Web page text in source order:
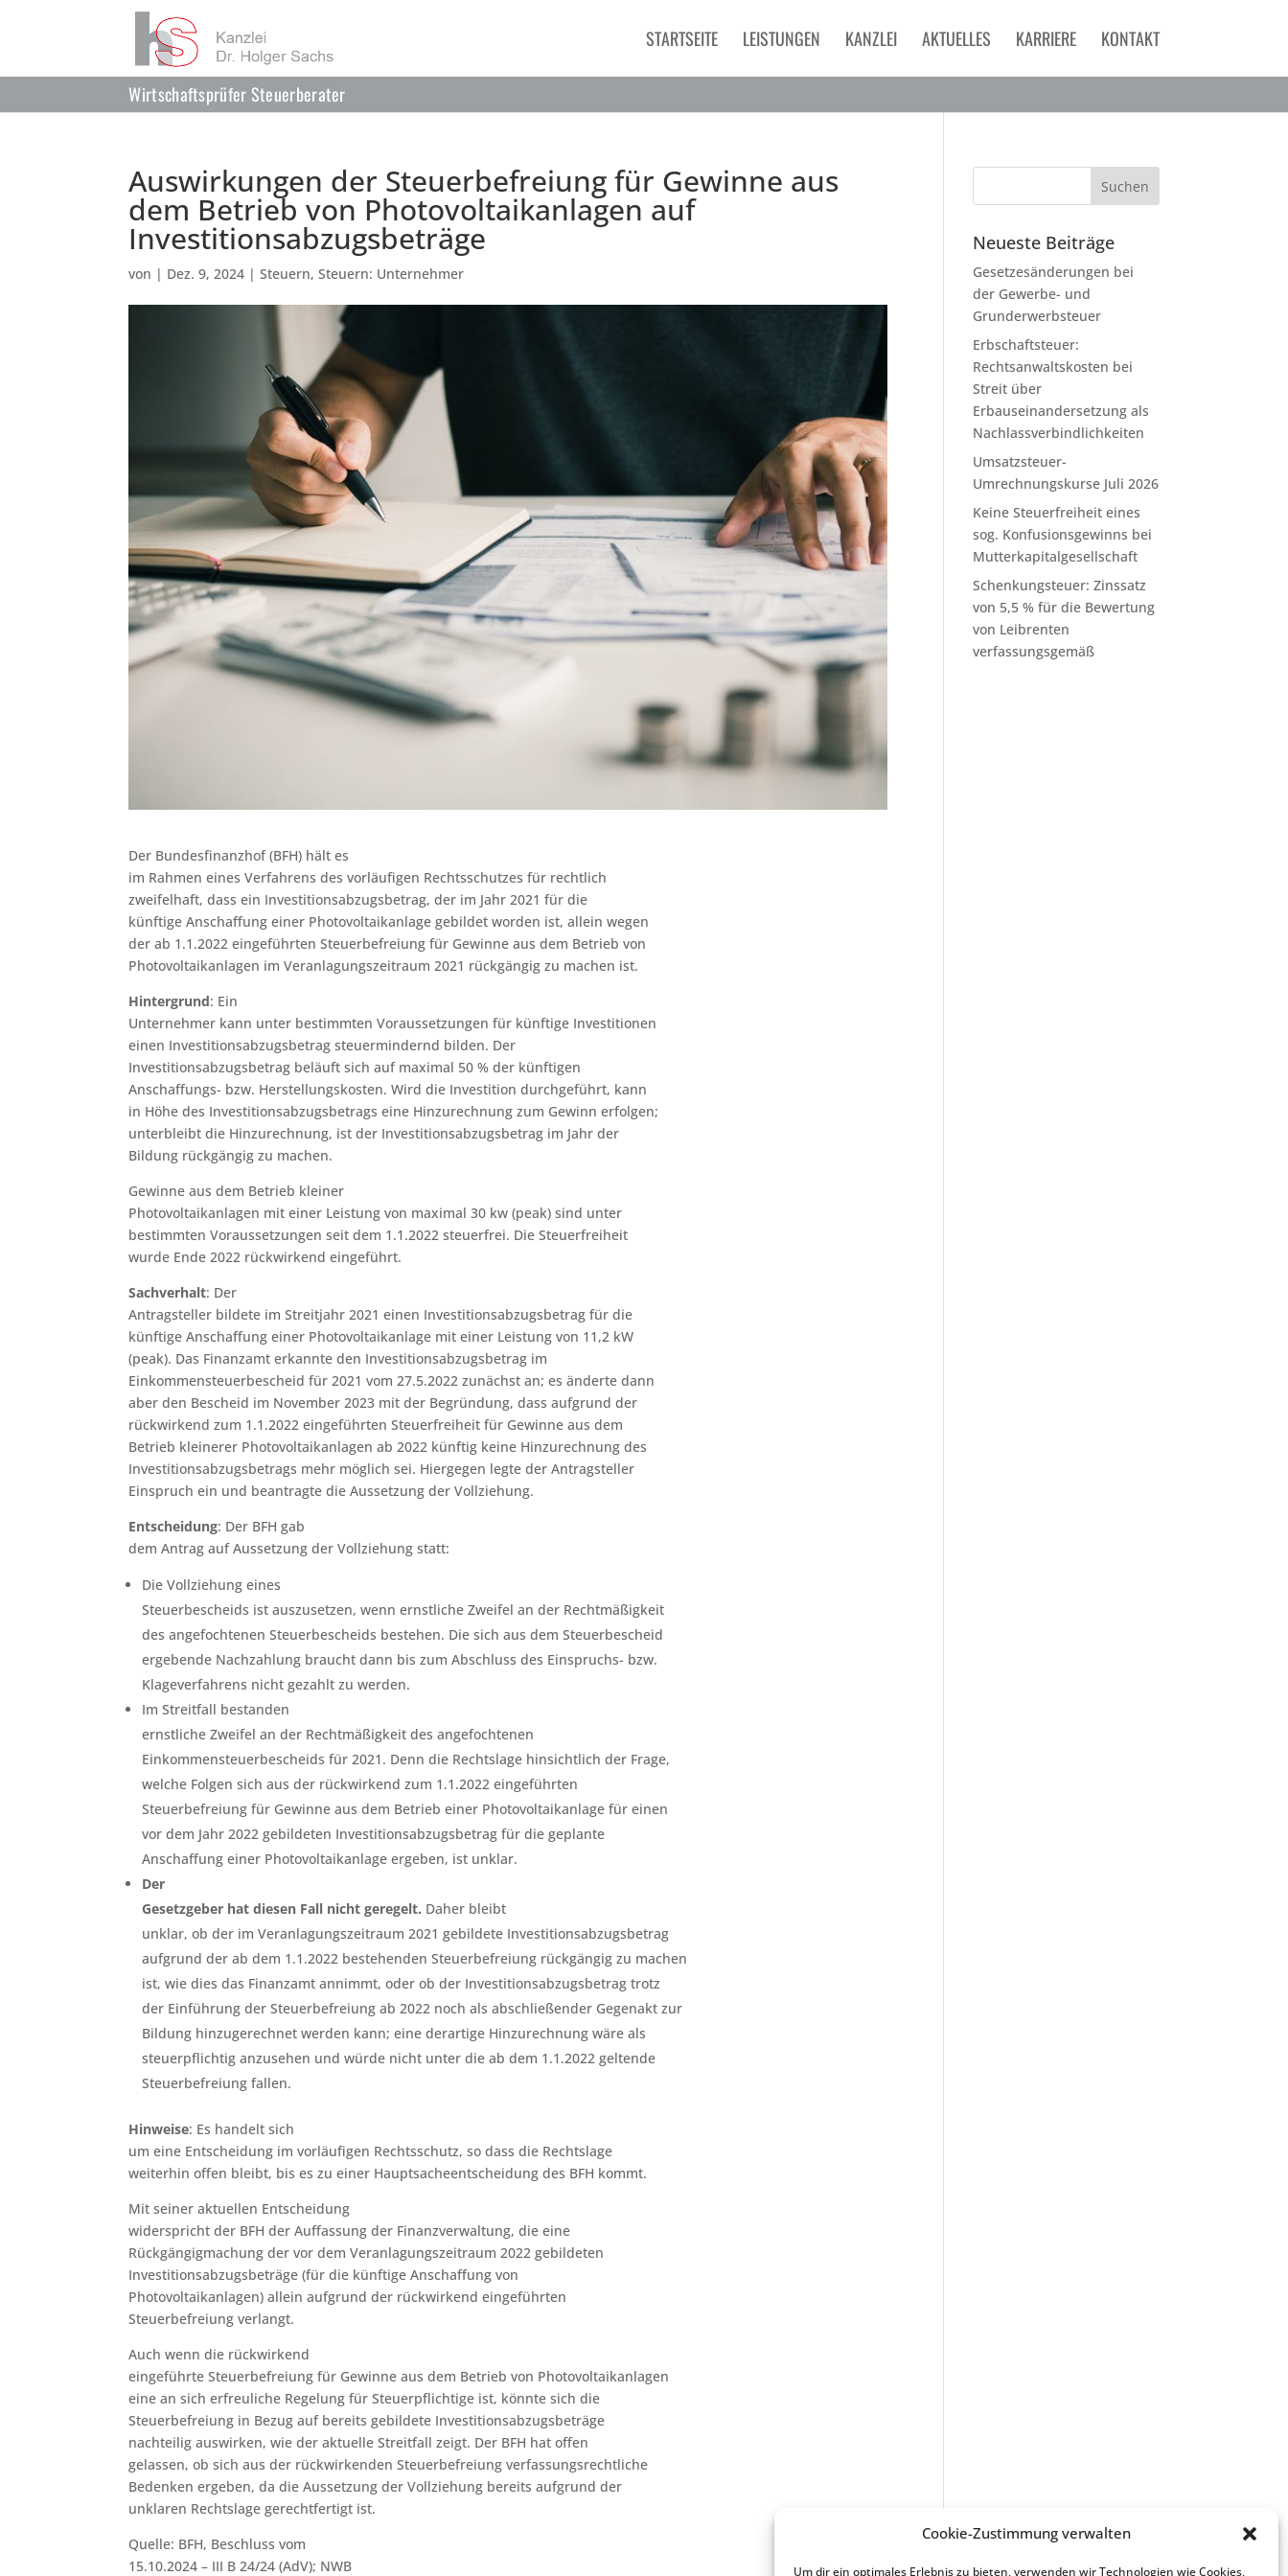
Cookie-Zustimmung verwalten
Um dir ein optimales Erlebnis zu bieten, verwenden wir Technologien wie Cookies,
STARTSEITE LEISTUNGEN KANZLEI AKTUELLES KARRIERE KONTAKT
Wirtschaftsprüfer Steuerberater
Auswirkungen der Steuerbefreiung für Gewinne aus
dem Betrieb von Photovoltaikanlagen auf
Investitionsabzugsbeträge
von | Dez. 9, 2024 |Steuern,Steuern: Unternehmer
Der Bundesfinanzhof (BFH) hält es
im Rahmen eines Verfahrens des vorläufigen Rechtsschutzes für rechtlich
zweifelhaft, dass ein Investitionsabzugsbetrag, der im Jahr 2021 für die
künftige Anschaffung einer Photovoltaikanlage gebildet worden ist, allein wegen
der ab 1.1.2022 eingeführten Steuerbefreiung für Gewinne aus dem Betrieb von
Photovoltaikanlagen im Veranlagungszeitraum 2021 rückgängig zu machen ist.
Hintergrund: Ein
Unternehmer kann unter bestimmten Voraussetzungen für künftige Investitionen
einen Investitionsabzugsbetrag steuermindernd bilden. Der
Investitionsabzugsbetrag beläuft sich auf maximal 50 % der künftigen
Anschaffungs- bzw. Herstellungskosten. Wird die Investition durchgeführt, kann
in Höhe des Investitionsabzugsbetrags eine Hinzurechnung zum Gewinn erfolgen;
unterbleibt die Hinzurechnung, ist der Investitionsabzugsbetrag im Jahr der
Bildung rückgängig zu machen.
Gewinne aus dem Betrieb kleiner
Photovoltaikanlagen mit einer Leistung von maximal 30 kw (peak) sind unter
bestimmten Voraussetzungen seit dem 1.1.2022 steuerfrei. Die Steuerfreiheit
wurde Ende 2022 rückwirkend eingeführt.
Sachverhalt: Der
Antragsteller bildete im Streitjahr 2021 einen Investitionsabzugsbetrag für die
künftige Anschaffung einer Photovoltaikanlage mit einer Leistung von 11,2 kW
(peak). Das Finanzamt erkannte den Investitionsabzugsbetrag im
Einkommensteuerbescheid für 2021 vom 27.5.2022 zunächst an; es änderte dann
aber den Bescheid im November 2023 mit der Begründung, dass aufgrund der
rückwirkend zum 1.1.2022 eingeführten Steuerfreiheit für Gewinne aus dem
Betrieb kleinerer Photovoltaikanlagen ab 2022 künftig keine Hinzurechnung des
Investitionsabzugsbetrags mehr möglich sei. Hiergegen legte der Antragsteller
Einspruch ein und beantragte die Aussetzung der Vollziehung.
Entscheidung: Der BFH gab
dem Antrag auf Aussetzung der Vollziehung statt:
Die Vollziehung eines
Steuerbescheids ist auszusetzen, wenn ernstliche Zweifel an der Rechtmäßigkeit
des angefochtenen Steuerbescheids bestehen. Die sich aus dem Steuerbescheid
ergebende Nachzahlung braucht dann bis zum Abschluss des Einspruchs- bzw.
Klageverfahrens nicht gezahlt zu werden.
Im Streitfall bestanden
ernstliche Zweifel an der Rechtmäßigkeit des angefochtenen
Einkommensteuerbescheids für 2021. Denn die Rechtslage hinsichtlich der Frage,
welche Folgen sich aus der rückwirkend zum 1.1.2022 eingeführten
Steuerbefreiung für Gewinne aus dem Betrieb einer Photovoltaikanlage für einen
vor dem Jahr 2022 gebildeten Investitionsabzugsbetrag für die geplante
Anschaffung einer Photovoltaikanlage ergeben, ist unklar.
Der
Gesetzgeber hat diesen Fall nicht geregelt. Daher bleibt
unklar, ob der im Veranlagungszeitraum 2021 gebildete Investitionsabzugsbetrag
aufgrund der ab dem 1.1.2022 bestehenden Steuerbefreiung rückgängig zu machen
ist, wie dies das Finanzamt annimmt, oder ob der Investitionsabzugsbetrag trotz
der Einführung der Steuerbefreiung ab 2022 noch als abschließender Gegenakt zur
Bildung hinzugerechnet werden kann; eine derartige Hinzurechnung wäre als
steuerpflichtig anzusehen und würde nicht unter die ab dem 1.1.2022 geltende
Steuerbefreiung fallen.
Hinweise: Es handelt sich
um eine Entscheidung im vorläufigen Rechtsschutz, so dass die Rechtslage
weiterhin offen bleibt, bis es zu einer Hauptsacheentscheidung des BFH kommt.
Mit seiner aktuellen Entscheidung
widerspricht der BFH der Auffassung der Finanzverwaltung, die eine
Rückgängigmachung der vor dem Veranlagungszeitraum 2022 gebildeten
Investitionsabzugsbeträge (für die künftige Anschaffung von
Photovoltaikanlagen) allein aufgrund der rückwirkend eingeführten
Steuerbefreiung verlangt.
Auch wenn die rückwirkend
eingeführte Steuerbefreiung für Gewinne aus dem Betrieb von Photovoltaikanlagen
eine an sich erfreuliche Regelung für Steuerpflichtige ist, könnte sich die
Steuerbefreiung in Bezug auf bereits gebildete Investitionsabzugsbeträge
nachteilig auswirken, wie der aktuelle Streitfall zeigt. Der BFH hat offen
gelassen, ob sich aus der rückwirkenden Steuerbefreiung verfassungsrechtliche
Bedenken ergeben, da die Aussetzung der Vollziehung bereits aufgrund der
unklaren Rechtslage gerechtfertigt ist.
Quelle: BFH, Beschluss vom
15.10.2024 – III B 24/24 (AdV); NWB
Neueste Beiträge
Gesetzesänderungen bei
der Gewerbe- und
Grunderwerbsteuer
Erbschaftsteuer:
Rechtsanwaltskosten bei
Streit über
Erbauseinandersetzung als
Nachlassverbindlichkeiten
Umsatzsteuer-
Umrechnungskurse Juli 2026
Keine Steuerfreiheit eines
sog. Konfusionsgewinns bei
Mutterkapitalgesellschaft
Schenkungsteuer: Zinssatz
von 5,5 % für die Bewertung
von Leibrenten
verfassungsgemäß